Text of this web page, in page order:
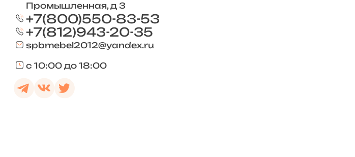
Промышленная, д 3
+7(800)550-83-53
+7(812)943-20-35
spbmebel2012@yandex.ru
с 10:00 до 18:00